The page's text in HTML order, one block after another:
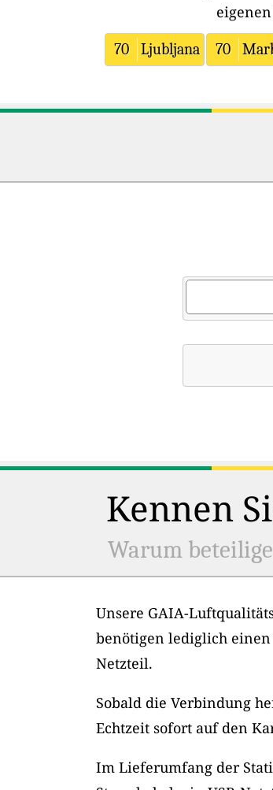
70 Ljubljana 70
Kennen
Warum
Unsere GAIA-
benötigen lediglich
Netzteil.
Sobald die Verbindung
Echtzeit sofort auf den
Im Lieferumfang der